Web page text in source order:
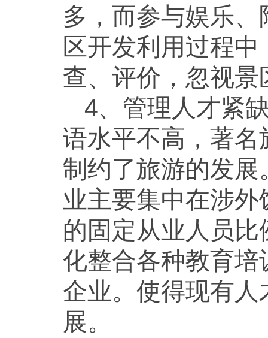
多，而参与娱乐
区开发利用过程
查、评价，忽视
4、管理人才紧
语水平不高，著
制约了旅游的发
业主要集中在涉
的固定从业人员
化整合各种教育
企业。使得现有
展。